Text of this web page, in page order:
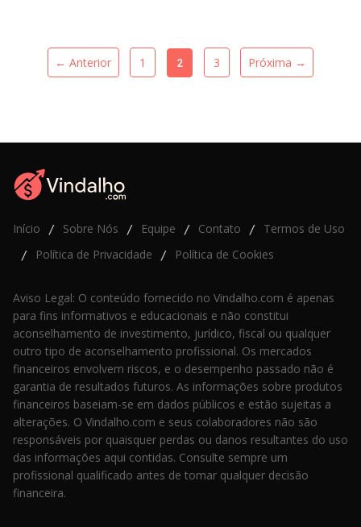
← Anterior 1 2 3 Próxima →
Início / Sobre Nós / Equipe / Contato / Termos de Uso
/ Política de Privacidade / Política de Cookies
Aviso Legal: O conteúdo fornecido no Vindalho.com é apenas
para fins informativos e educacionais e não constitui
aconselhamento de investimento, jurídico, fiscal ou qualquer
outro tipo de aconselhamento profissional. Os mercados
financeiros envolvem riscos, e o desempenho passado não é
garantia de resultados futuros. As informações sobre produtos
financeiros baseiam-se em dados públicos e estão sujeitas a
alterações. O Vindalho.com e seus colaboradores não são
responsáveis por quaisquer perdas ou danos resultantes do uso
das informações aqui contidas. Consulte sempre um
profissional qualificado antes de tomar qualquer decisão
financeira.